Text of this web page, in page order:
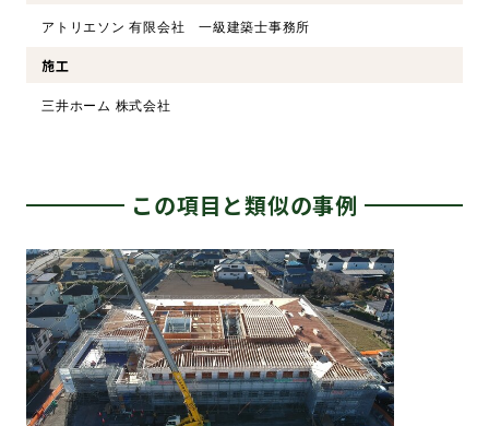
アトリエソン 有限会社 一級建築士事務所
施工
三井ホーム 株式会社
この項目と類似の事例